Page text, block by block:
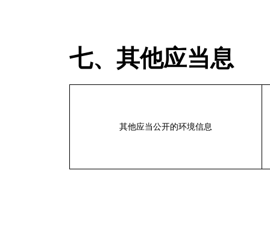
七、其他应当息
其他应当公开的环境信息